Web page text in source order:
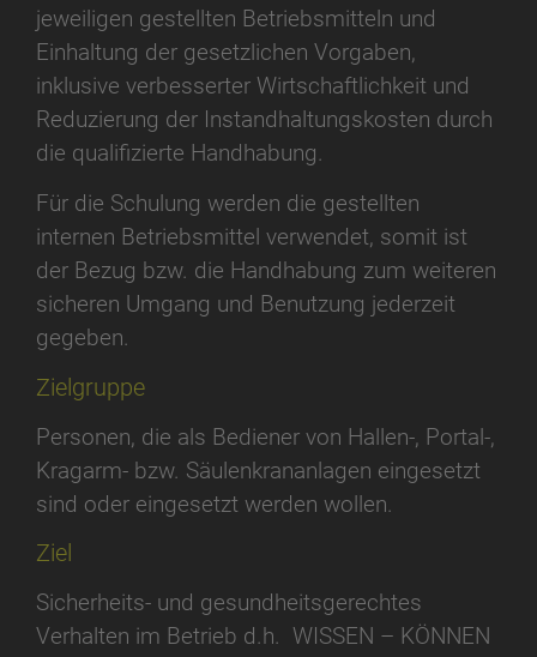
jeweiligen gestellten Betriebsmitteln und
Einhaltung der gesetzlichen Vorgaben,
inklusive verbesserter Wirtschaftlichkeit und
Reduzierung der Instandhaltungskosten durch
die qualifizierte Handhabung.
Für die Schulung werden die gestellten
internen Betriebsmittel verwendet, somit ist
der Bezug bzw. die Handhabung zum weiteren
sicheren Umgang und Benutzung jederzeit
gegeben.
Zielgruppe
Personen, die als Bediener von Hallen-, Portal-,
Kragarm- bzw. Säulenkrananlagen eingesetzt
sind oder eingesetzt werden wollen.
Ziel
Sicherheits- und gesundheitsgerechtes
Verhalten im Betrieb d.h. WISSEN – KÖNNEN